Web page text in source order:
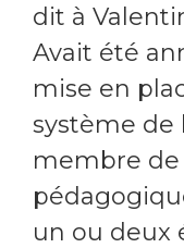
dit à
Avait été
mise en
système de
membre de
un ou deux